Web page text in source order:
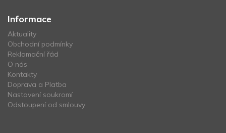
Informace
Aktuality
Obchodní podmínky
Reklamační řád
O nás
Kontakty
Doprava a Platba
Nastavení soukromí
Odstoupení od smlouvy